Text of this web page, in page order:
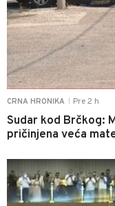
CRNA HRONIKA Pre 2 h
Sudar kod Brčkog:
pričinjena veća